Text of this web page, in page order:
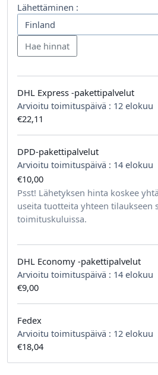
Lähettäminen :
DHL Express -pakettipalvelut
Arvioitu toimituspäivä : 12 elokuu
€22,11
DPD-pakettipalvelut
Arvioitu toimituspäivä : 14 elokuu
€10,00
Psst! Lähetyksen hinta koskee
useita tuotteita yhteen tilaukseen
toimituskuluissa.
DHL Economy -pakettipalvelut
Arvioitu toimituspäivä : 14 elokuu
€9,00
Fedex
Arvioitu toimituspäivä : 12 elokuu
€18,04